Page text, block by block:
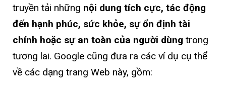
truyền tải những nội dung tích cực, tác động
đến hạnh phúc, sức khỏe, sự ổn định tài
chính hoặc sự an toàn của người dùng trong
tương lai. Google cũng đưa ra các ví dụ cụ thể
về các dạng trang Web này, gồm: